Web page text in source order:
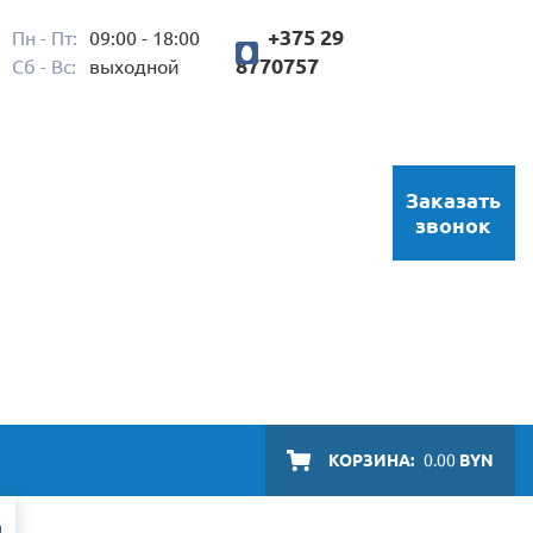
Пн - Пт:
09:00 - 18:00
Сб - Вс:
выходной
+375 29
8770757
Заказать
звонок
КОРЗИНА: 0.00 BYN